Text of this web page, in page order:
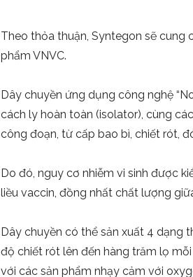
Theo thỏa thuận, Syntegon sẽ cung
phẩm VNVC.
Dây chuyền ứng dụng công nghệ
cách ly hoàn toàn (isolator), cùng
công đoạn, từ cấp bao bì, chiết rót,
Do đó, nguy cơ nhiễm vi sinh được
liều vaccin, đồng nhất chất lượng
Dây chuyền có thể sản xuất 4 dạng
độ chiết rót lên đến hàng trăm lọ
với các sản phẩm nhạy cảm với